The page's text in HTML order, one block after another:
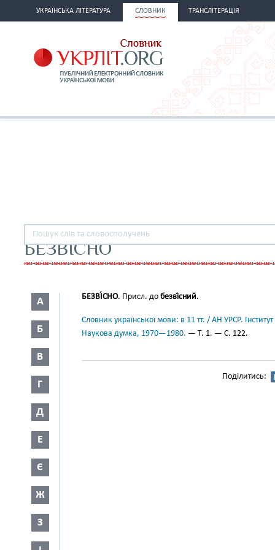
УКРАЇНСЬКА ЛІТЕРАТУРА СЛОВНИК ТРАНСЛІТЕРАЦІЯ
БЕЗВІСНО
А
Б
В
Г
Д
Е
Є
Ж
З
БЕЗВІ́СНО. Присл. до безві́сний.
Словник української мови: в 11 тт. / АН УРСР.
Наукова думка, 1970—1980. — Т. 1. — С. 122.
Поділитись: